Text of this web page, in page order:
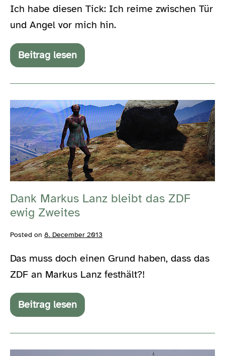
Ich habe diesen Tick: Ich reime zwischen Tür
und Angel vor mich hin.
Beitrag lesen
Es
gab
kleines
Schwein
Dank
Markus
Lanz
bleibt
das
ewig
Zweites
Dank Markus Lanz bleibt das ZDF
ewig Zweites
Posted on 8. December 2013
Das muss doch einen Grund haben, dass das
ZDF an Markus Lanz festhält?!
Beitrag lesen
Dank
Markus
das